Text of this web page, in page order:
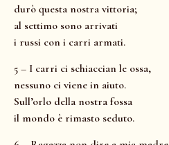
durò questa nostra vittoria;
al settimo sono arrivati
i russi con i carri armati.
5 – I carri ci schiaccian le ossa,
nessuno ci viene in aiuto.
Sull’orlo della nostra fossa
il mondo è rimasto seduto.